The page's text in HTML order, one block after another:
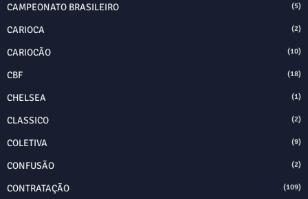
CAMPEONATO BRASILEIRO (5)
CARIOCA (2)
CARIOCÃO (10)
CBF (18)
CHELSEA (1)
CLASSICO (2)
COLETIVA (9)
CONFUSÃO (2)
CONTRATAÇÃO (109)